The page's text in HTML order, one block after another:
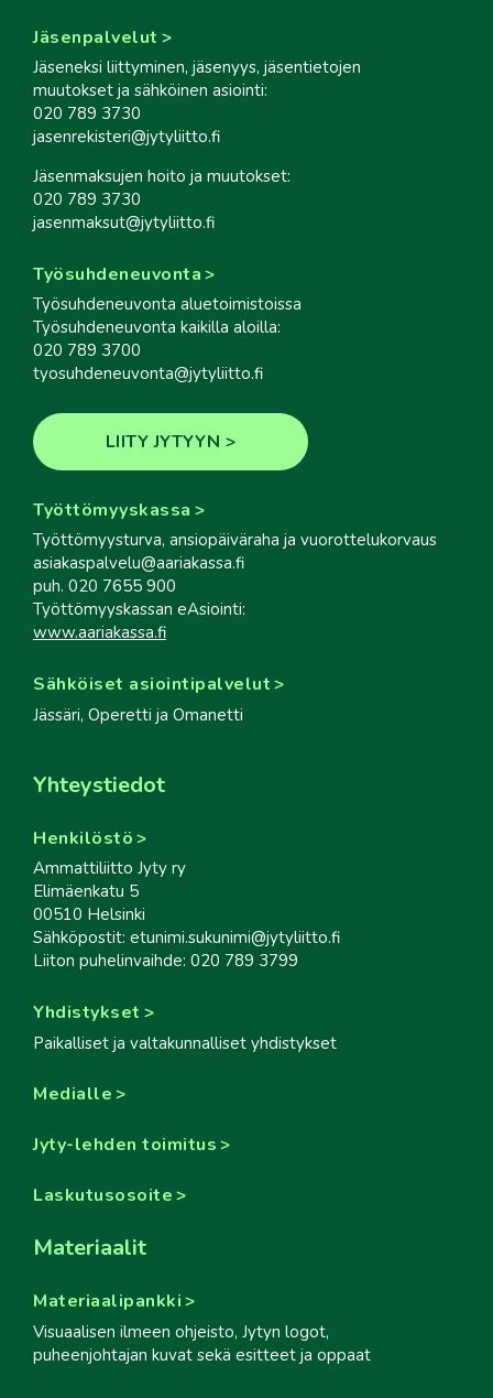
Jäsenpalvelut
Jäseneksi liittyminen, jäsenyys, jäsentietojen
muutokset ja sähköinen asiointi:
020 789 3730
jasenrekisteri@jytyliitto.fi
Jäsenmaksujen hoito ja muutokset:
020 789 3730
jasenmaksut@jytyliitto.fi
Työsuhdeneuvonta
Työsuhdeneuvonta aluetoimistoissa
Työsuhdeneuvonta kaikilla aloilla:
020 789 3700
tyosuhdeneuvonta@jytyliitto.fi
LIITY JYTYYN
Työttömyyskassa
Työttömyysturva, ansiopäiväraha ja vuorottelukorvaus
asiakaspalvelu@aariakassa.fi
puh. 020 7655 900
Työttömyyskassan eAsiointi:
www.aariakassa.fi
Sähköiset asiointipalvelut
Jässäri, Operetti ja Omanetti
Yhteystiedot
Henkilöstö
Ammattiliitto Jyty ry
Elimäenkatu 5
00510 Helsinki
Sähköpostit: etunimi.sukunimi@jytyliitto.fi
Liiton puhelinvaihde: 020 789 3799
Yhdistykset
Paikalliset ja valtakunnalliset yhdistykset
Medialle
Jyty-lehden toimitus
Laskutusosoite
Materiaalit
Materiaalipankki
Visuaalisen ilmeen ohjeisto, Jytyn logot,
puheenjohtajan kuvat sekä esitteet ja oppaat